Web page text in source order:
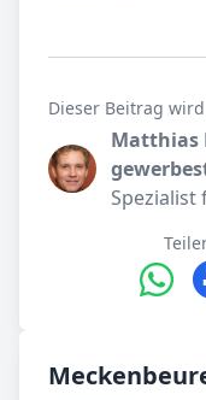
Dieser Beitrag
Matthias
Spezialist